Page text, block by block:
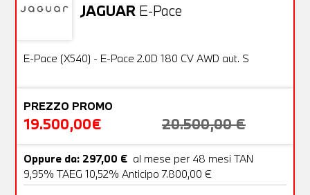
JAGUAR E-Pace
OFFERTA
E-Pace (X540) - E-Pace 2.0D 180 CV AWD aut. S
PREZZO PROMO
19.500,00€ 20.500,00 €
Oppure da: 297,00 € al mese per 48 mesi TAN
9,95% TAEG 10,52% Anticipo 7.800,00 €